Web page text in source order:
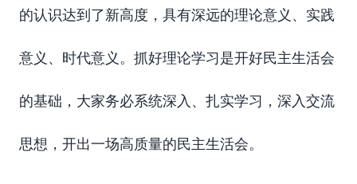
的认识达到了新高度，具有深远的理论意义、实践
意义、时代意义。抓好理论学习是开好民主生活会
的基础，大家务必系统深入、扎实学习，深入交流
思想，开出一场高质量的民主生活会。